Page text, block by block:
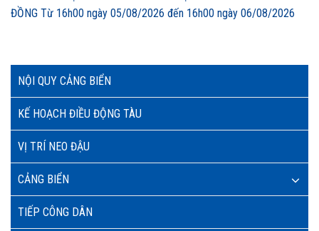
NỘI QUY CẢNG BIỂN
KẾ HOẠCH ĐIỀU ĐỘNG TÀU
VỊ TRÍ NEO ĐẬU
CẢNG BIỂN
TIẾP CÔNG DÂN
ĐỒNG Từ 16h00 ngày 05/08/2026 đến 16h00 ngày 06/08/2026